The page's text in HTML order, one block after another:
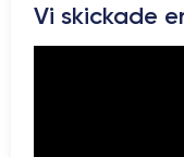
Vi skickade